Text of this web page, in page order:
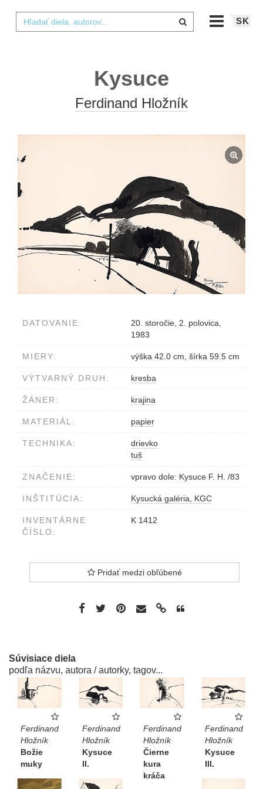
SK
Kysuce
Ferdinand Hložník
DATOVANIE:
20. storočie, 2. polovica,
1983
MIERY: výška 42.0 cm, šírka 59.5 cm
VÝTVARNÝ DRUH: kresba
ŽÁNER: krajina
MATERIÁL: papier
TECHNIKA:
drievko
tuš
ZNAČENIE: vpravo dole: Kysuce F. H. /83
INŠTITÚCIA: Kysucká galéria, KGC
INVENTÁRNE
ČÍSLO:
K 1412
Pridať medzi obľúbené
Súvisiace diela
podľa názvu, autora / autorky, tagov...
Ferdinand
Hložník
Božie
muky
Ferdinand
Hložník
Kysuce
II.
Ferdinand
Hložník
Čierne
kura
kráča
Ferdinand
Hložník
Kysuce
III.